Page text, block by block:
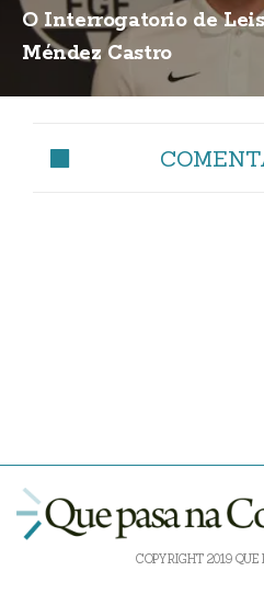
O Interrogatorio de
Méndez Castro
COPYRIGHT 2019